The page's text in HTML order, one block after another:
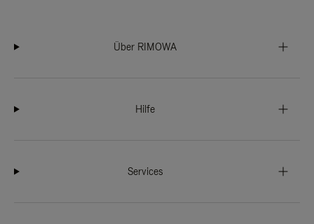
Über RIMOWA
Hilfe
Services